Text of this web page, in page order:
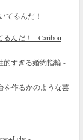
んだ！ - Caribou
的すぎる婚約指輪 -
を作るかのような芸